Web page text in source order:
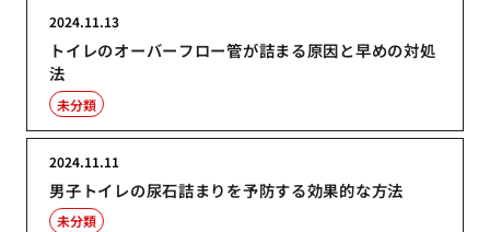
トイレのオーバーフロー管が詰まる原因と早めの対処
法
2024.11.13
未分類
男子トイレの尿石詰まりを予防する効果的な方法
2024.11.11
未分類